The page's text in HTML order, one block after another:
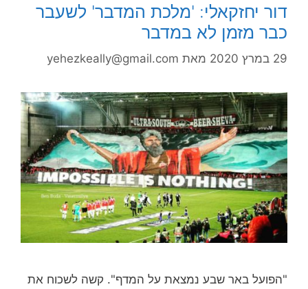
דור יחזקאלי: 'מלכת המדבר' לשעבר
כבר מזמן לא במדבר
29 במרץ 2020 מאת yehezkeally@gmail.com
"הפועל באר שבע נמצאת על המדף". קשה לשכוח את